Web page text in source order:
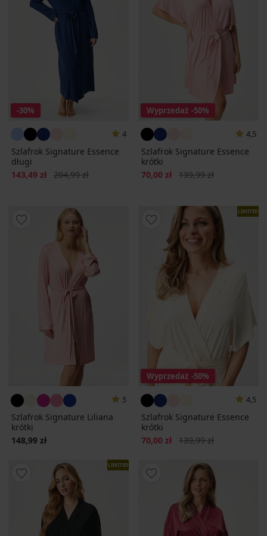
-30%
4
Szlafrok Signature Essence
długi
Zniżka
143,49 zł Pierwotna cena
204,99 zł
Wyprzedaż -50%
4,5
Szlafrok Signature Essence
krótki
Zniżka
70,00 zł Pierwotna cena
139,99 zł
5
Szlafrok Signature Liliana
krótki
148,99 zł
LIMITED
Wyprzedaż -50%
4,5
Szlafrok Signature Essence
krótki
Zniżka
70,00 zł Pierwotna cena
139,99 zł
LIMITED